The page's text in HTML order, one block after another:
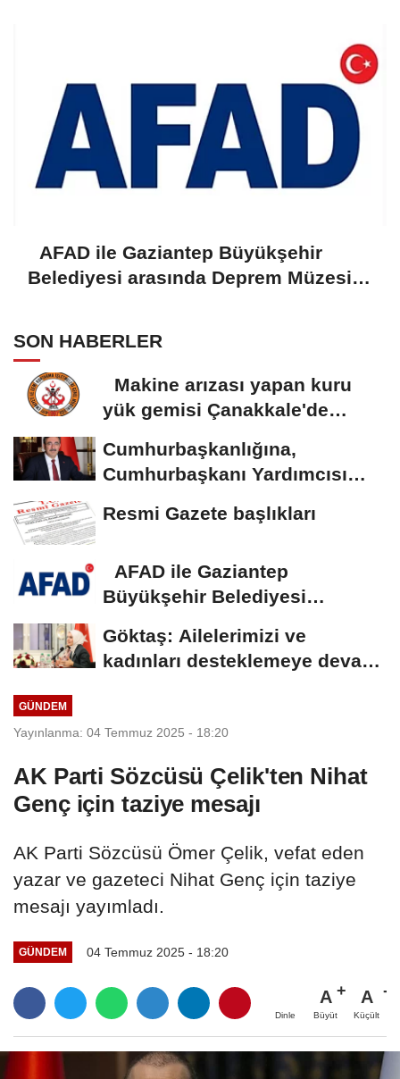
AFAD ile Gaziantep Büyükşehir
Belediyesi arasında Deprem Müzesi
SON HABERLER
Makine arızası yapan kuru
yük gemisi Çanakkale'de
Cumhurbaşkanlığına,
Cumhurbaşkanı Yardımcısı
Resmi Gazete başlıkları
AFAD ile Gaziantep
Büyükşehir Belediyesi
Göktaş: Ailelerimizi ve
kadınları desteklemeye devam
GÜNDEM
Yayınlanma: 04 Temmuz 2025 - 18:20
AK Parti Sözcüsü Çelik'ten Nihat
Genç için taziye mesajı
AK Parti Sözcüsü Ömer Çelik, vefat eden
yazar ve gazeteci Nihat Genç için taziye
mesajı yayımladı.
GÜNDEM 04 Temmuz 2025 - 18:20
Dinle
A
Büyüt
A
Küçült